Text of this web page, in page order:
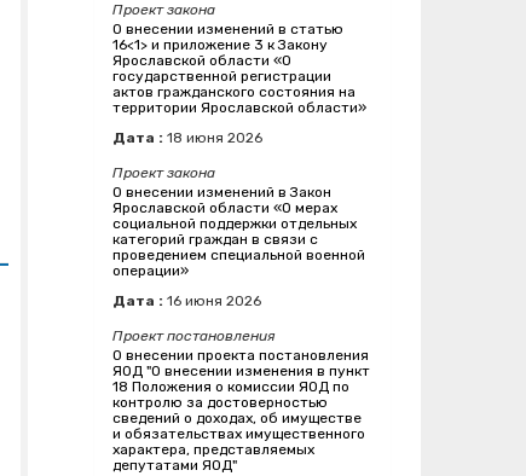
Проект закона
О внесении изменений в статью
16<1> и приложение 3 к Закону
Ярославской области «О
государственной регистрации
актов гражданского состояния на
территории Ярославской области»
Дата : 18 июня 2026
Проект закона
О внесении изменений в Закон
Ярославской области «О мерах
социальной поддержки отдельных
категорий граждан в связи с
проведением специальной военной
операции»
Дата : 16 июня 2026
Проект постановления
О внесении проекта постановления
ЯОД "О внесении изменения в пункт
18 Положения о комиссии ЯОД по
контролю за достоверностью
сведений о доходах, об имуществе
и обязательствах имущественного
характера, представляемых
депутатами ЯОД"